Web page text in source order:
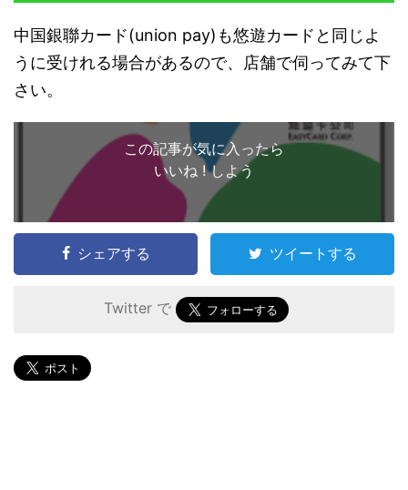
中国銀聯カード(union pay)も悠遊カードと同じよ
うに受けれる場合があるので、店舗で伺ってみて下
さい。
この記事が気に入ったら
いいね ! しよう
シェアする ツイートする
Twitter で